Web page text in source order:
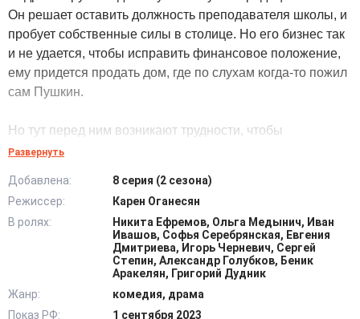
Он решает оставить должность преподавателя школы, и
пробует собственные силы в столице. Но его бизнес так
и не удается, чтобы исправить финансовое положение,
ему придется продать дом, где по слухам когда-то пожил
сам Пушкин.
Но тут перед ним возникают трудности, чтобы
реализовать сделку придется постараться взять
тюрьме. Он винил единственного своего сына во всех
неприятностях. Для восстановления взаимоотношений и
доказать искренность собственных действий, главный
герой придумывает хитроумный план.
Вскоре он принимает решение устроиться на работу в
качестве учителя вечерней школы. Но находилось
Развернуть
Добавлена:
8 серия (2 сезона)
Режиссер:
Карен Оганесян
В ролях:
Никита Ефремов, Ольга Медынич, Иван
Ивашов, Софья Серебрянская, Евгения
Дмитриева, Игорь Черневич, Сергей
Степин, Александр Голубков, Беник
Аракелян, Григорий Дудник
Жанр:
комедия, драма
Показ РФ:
1 сентября 2023